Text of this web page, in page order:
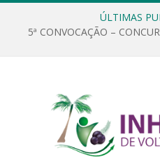
ÚLTIMAS
5ª CONVOCAÇÃO –